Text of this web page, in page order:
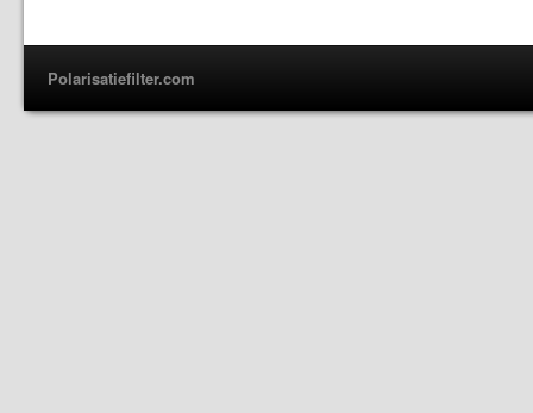
Polarisatiefilter.com